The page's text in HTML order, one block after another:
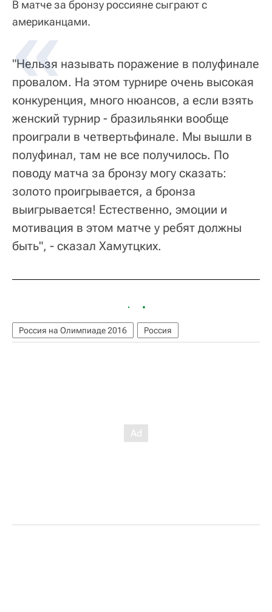
В матче за бронзу россияне сыграют с
американцами.
"Нельзя называть поражение в полуфинале
провалом. На этом турнире очень высокая
конкуренция, много нюансов, а если взять
женский турнир - бразильянки вообще
проиграли в четвертьфинале. Мы вышли в
полуфинал, там не все получилось. По
поводу матча за бронзу могу сказать:
золото проигрывается, а бронза
выигрывается! Естественно, эмоции и
мотивация в этом матче у ребят должны
быть", - сказал Хамутцких.
Россия на Олимпиаде 2016 Россия